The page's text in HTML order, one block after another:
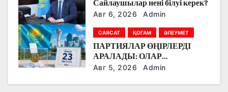
и
с
я
м
ТАЛҚЫЛАДЫ
Сайлаушылар нені білуі керек?
Авг 6, 2026 Admin
САЯСАТ ҚОҒАМ ӘЛЕУМЕТ
ПАРТИЯЛАР ӨҢІРЛЕРДІ
АРАЛАДЫ: ОЛАР
ДӘРІГЕРЛЕРМЕН,
ФЕРМЕРЛЕРМЕН ЖӘНЕ
Авг 5, 2026 Admin